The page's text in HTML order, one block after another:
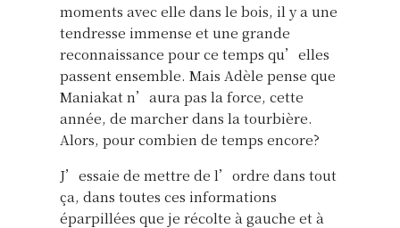
moments avec elle dans le bois, il y a une
tendresse immense et une grande
reconnaissance pour ce temps qu’elles
passent ensemble. Mais Adèle pense que
Maniakat n’aura pas la force, cette
année, de marcher dans la tourbière.
Alors, pour combien de temps encore?
J’essaie de mettre de l’ordre dans tout
ça, dans toutes ces informations
éparpillées que je récolte à gauche et à